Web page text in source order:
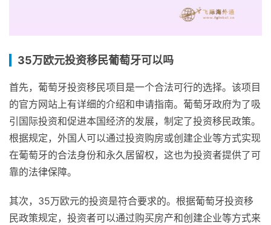
35万欧元投资移民葡萄牙可以吗
首先，葡萄牙投资移民项目是一个合法可行的选择。该项目
的官方网站上有详细的介绍和申请指南。葡萄牙政府为了吸
引国际投资和促进本国经济的发展，制定了投资移民政策。
根据规定，外国人可以通过投资购房或创建企业等方式实现
在葡萄牙的合法身份和永久居留权，这也为投资者提供了可
靠的法律保障。
其次，35万欧元的投资是符合要求的。根据葡萄牙投资移
民政策规定，投资者可以通过购买房产和创建企业等方式来